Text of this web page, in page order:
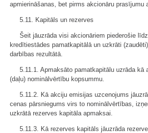
apmierināšanas, bet pirms akcionāru prasījumu
5.11. Kapitāls un rezerves
Šeit jāuzrāda visi akcionāriem piederošie
kredītiestādes pamatkapitālā un uzkrāti
darbības rezultātā.
5.11.1. Apmaksāto pamatkapitālu uzrāda kā
(daļu) nominālvērtību kopsummu.
5.11.2. Kā akciju emisijas uzcenojums
cenas pārsniegums virs to nominālvērtības,
uzkrātā rezerves kapitāla apmaksai.
5.11.3. Kā rezerves kapitāls jāuzrāda